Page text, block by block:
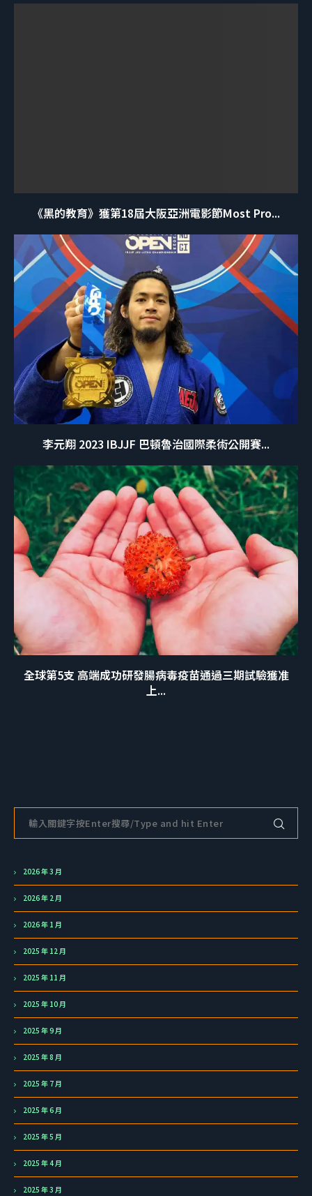
《黑的教育》獲第18屆大阪亞洲電影節Most Pro...
李元翔 2023 IBJJF 巴頓魯治國際柔術公開賽...
全球第5支 高端成功研發腸病毒疫苗通過三期試驗獲准
上...
2026 年 3 月
2026 年 2 月
2026 年 1 月
2025 年 12 月
2025 年 11 月
2025 年 10 月
2025 年 9 月
2025 年 8 月
2025 年 7 月
2025 年 6 月
2025 年 5 月
2025 年 4 月
2025 年 3 月